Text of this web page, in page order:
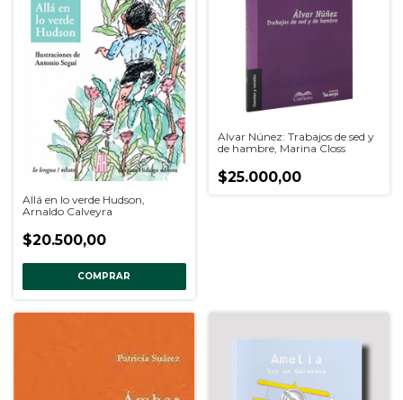
Allá en lo verde Hudson,
Arnaldo Calveyra
$20.500,00
COMPRAR
Alvar Núnez: Trabajos de sed y
de hambre, Marina Closs
$25.000,00